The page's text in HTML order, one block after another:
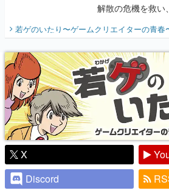
解散の危機を救い
『少年ジャンプ』
り】
若ゲのいたり〜ゲームクリエイターの青春
X
Discord